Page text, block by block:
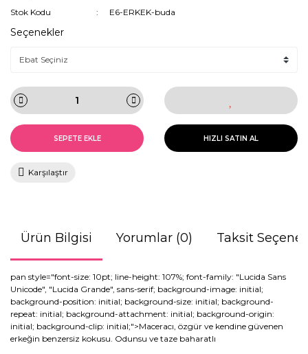
Stok Kodu
E6-ERKEK-buda
Seçenekler
SEPETE EKLE HIZLI SATIN AL
Karşılaştır
Ürün Bilgisi Yorumlar (0) Taksit
pan style="font-size: 10pt; line-height: 107%; font-family: "Lucida Sans
Unicode", "Lucida Grande", sans-serif; background-image: initial;
background-position: initial; background-size: initial; background-
repeat: initial; background-attachment: initial; background-origin:
initial; background-clip: initial;">Maceracı, özgür ve kendine güvenen
erkeğin benzersiz kokusu. Odunsu ve taze baharatlı